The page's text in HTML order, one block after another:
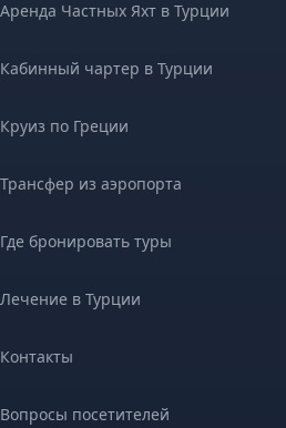
Аренда Частных Яхт в Турции
Кабинный чартер в Турции
Круиз по Греции
Трансфер из аэропорта
Где бронировать туры
Лечение в Турции
Контакты
Вопросы посетителей